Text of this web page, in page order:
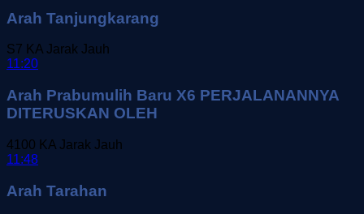
Arah Tanjungkarang
S7 KA Jarak Jauh
11:20
Arah Prabumulih Baru X6 PERJALANANNYA
DITERUSKAN OLEH
4100 KA Jarak Jauh
11:48
Arah Tarahan